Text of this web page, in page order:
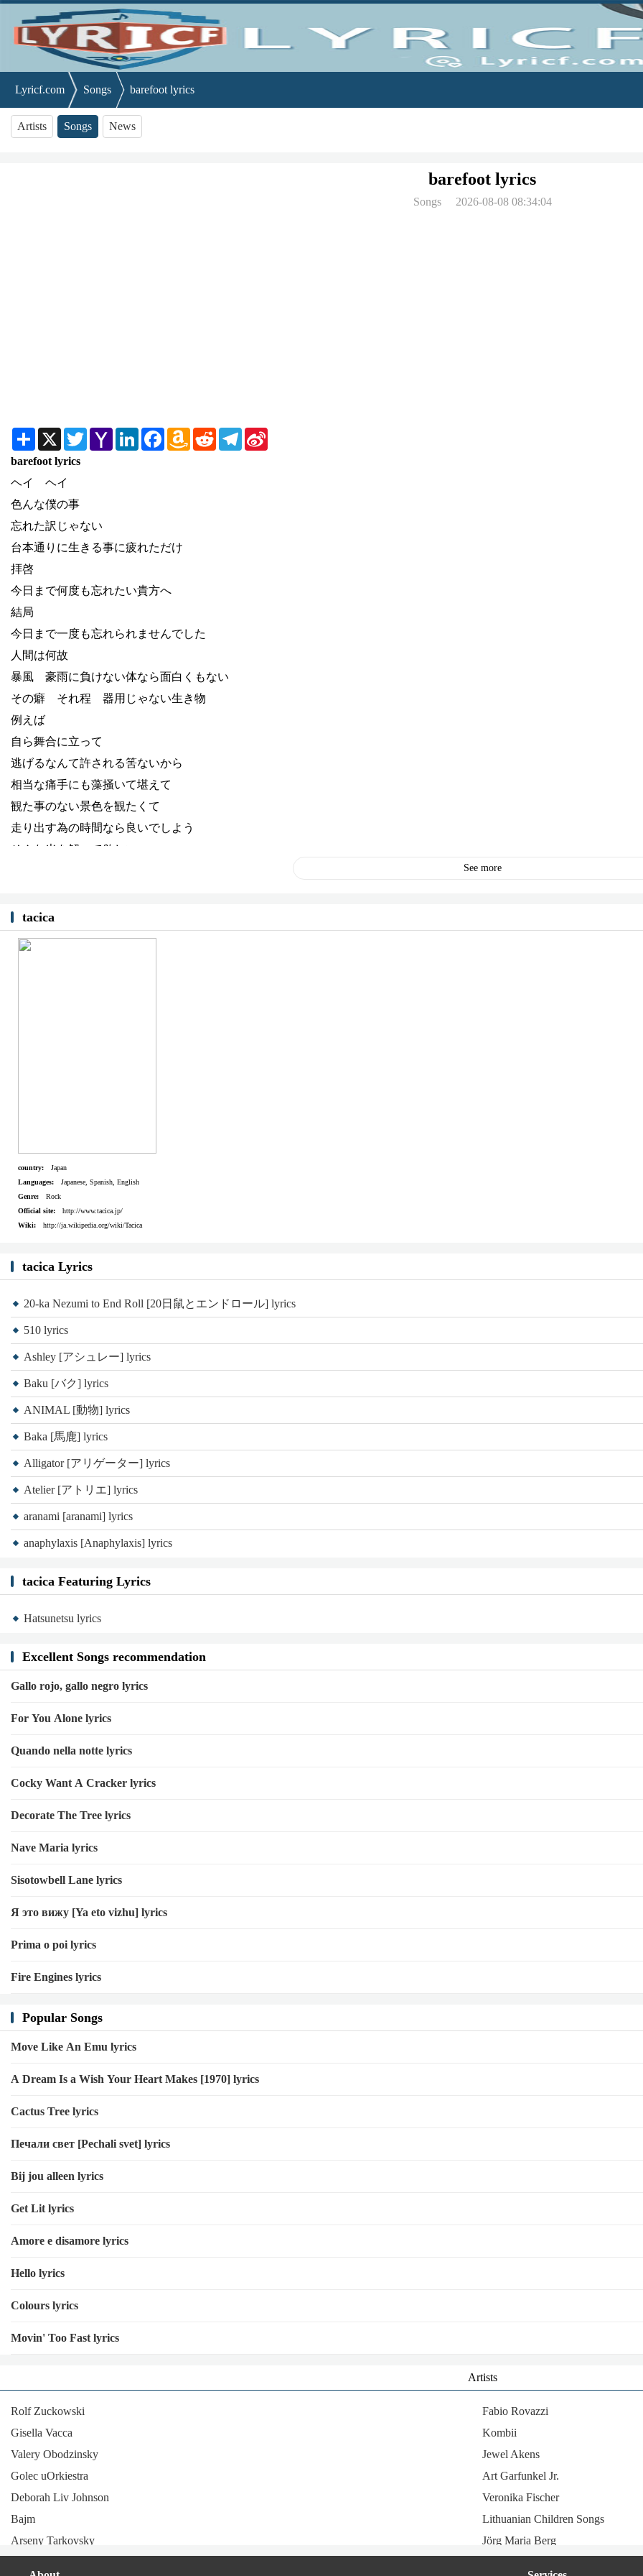
Lyricf.com Songs barefoot lyrics
Artists Songs News
barefoot lyrics
Songs 2026-08-08 08:34:04
Share X TwitterYahoo
Mail
LinkedInFacebookAmazon
Wish
RedditTelegram
barefoot lyrics
ヘイ ヘイ
色んな僕の事
忘れた訳じゃない
台本通りに生きる事に疲れただけ
拝啓
今日まで何度も忘れたい貴方へ
結局
今日まで一度も忘れられませんでした
人間は何故
暴風 豪雨に負けない体なら面白くもない
その癖 それ程 器用じゃない生き物
例えば
自ら舞合に立って
逃げるなんて許される筈ないから
相当な痛手にも藻掻いて堪えて
観た事のない景色を観たくて
走り出す為の時間なら良いでしよう
そんな光を解って欲しい
See more
tacica
country:
Japan
Languages:
Japanese, Spanish, English
Genre:
Rock
Official site:
http://www.tacica.jp/
Wiki:
http://ja.wikipedia.org/wiki/Tacica
tacica Lyrics
20-ka Nezumi to End Roll [20日鼠とエンドロール] lyrics
510 lyrics
Ashley [アシュレー] lyrics
Baku [バク] lyrics
ANIMAL [動物] lyrics
Baka [馬鹿] lyrics
Alligator [アリゲーター] lyrics
Atelier [アトリエ] lyrics
aranami [aranami] lyrics
anaphylaxis [Anaphylaxis] lyrics
tacica Featuring Lyrics
Hatsunetsu lyrics
Excellent Songs recommendation
Gallo rojo, gallo negro lyrics
For You Alone lyrics
Quando nella notte lyrics
Cocky Want A Cracker lyrics
Decorate The Tree lyrics
Nave Maria lyrics
Sisotowbell Lane lyrics
Я это вижу [Ya eto vizhu] lyrics
Prima o poi lyrics
Fire Engines lyrics
Popular Songs
Move Like An Emu lyrics
A Dream Is a Wish Your Heart Makes [1970] lyrics
Cactus Tree lyrics
Печали свет [Pechali svet] lyrics
Bij jou alleen lyrics
Get Lit lyrics
Amore e disamore lyrics
Hello lyrics
Colours lyrics
Movin' Too Fast lyrics
Artists
Rolf Zuckowski
Fabio Rovazzi
Gisella Vacca
Kombii
Valery Obodzinsky
Jewel Akens
Golec uOrkiestra
Art Garfunkel Jr.
Deborah Liv Johnson
Veronika Fischer
Bajm
Lithuanian Children Songs
Arseny Tarkovsky
Jörg Maria Berg